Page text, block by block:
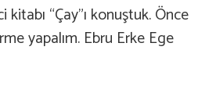
“Çay”ı konuştuk. Önce
yapalım. Ebru Erke Ege